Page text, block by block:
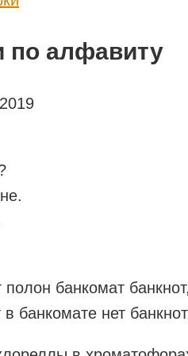
по алфавиту
полон банкомат банкнот,
банкомате нет